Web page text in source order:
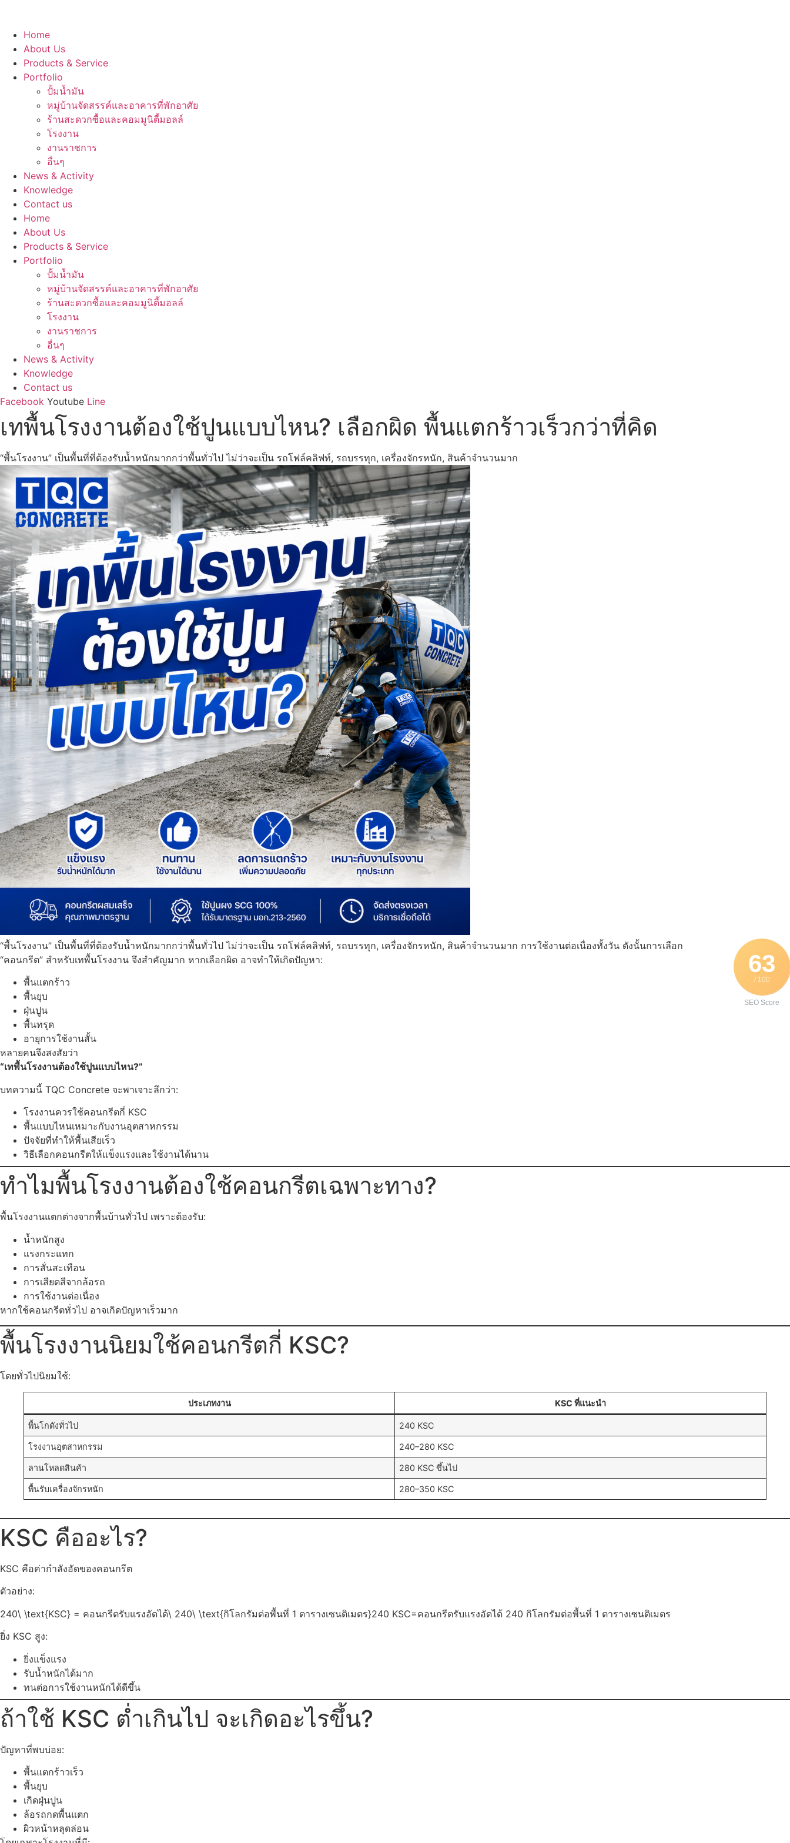
Home
About Us
Products & Service
Portfolio
ปั้มน้ำมัน
หมู่บ้านจัดสรรค์และอาคารที่พักอาศัย
ร้านสะดวกซื้อและคอมมูนิตี้มอลล์
โรงงาน
งานราชการ
อื่นๆ
News & Activity
Knowledge
Contact us
Home
About Us
Products & Service
Portfolio
ปั้มน้ำมัน
หมู่บ้านจัดสรรค์และอาคารที่พักอาศัย
ร้านสะดวกซื้อและคอมมูนิตี้มอลล์
โรงงาน
งานราชการ
อื่นๆ
News & Activity
Knowledge
Contact us
Facebook Youtube Line
เทพื้นโรงงานต้องใช้ปูนแบบไหน? เลือกผิด พื้นแตกร้าวเร็วกว่าที่คิด
“พื้นโรงงาน” เป็นพื้นที่ที่ต้องรับน้ำหนักมากกว่าพื้นทั่วไป ไม่ว่าจะเป็น รถโฟล์คลิฟท์, รถบรรทุก, เครื่องจักรหนัก, สินค้าจำนวนมาก
63
/ 100
SEO Score
“พื้นโรงงาน” เป็นพื้นที่ที่ต้องรับน้ำหนักมากกว่าพื้นทั่วไป ไม่ว่าจะเป็น รถโฟล์คลิฟท์, รถบรรทุก, เครื่องจักรหนัก, สินค้าจำนวนมาก การใช้งานต่อเนื่องทั้งวัน ดังนั้นการเลือก
“คอนกรีต” สำหรับเทพื้นโรงงาน จึงสำคัญมาก หากเลือกผิด อาจทำให้เกิดปัญหา:
พื้นแตกร้าว
พื้นยุบ
ฝุ่นปูน
พื้นทรุด
อายุการใช้งานสั้น
หลายคนจึงสงสัยว่า
“เทพื้นโรงงานต้องใช้ปูนแบบไหน?”
บทความนี้ TQC Concrete จะพาเจาะลึกว่า:
โรงงานควรใช้คอนกรีตกี่ KSC
พื้นแบบไหนเหมาะกับงานอุตสาหกรรม
ปัจจัยที่ทำให้พื้นเสียเร็ว
วิธีเลือกคอนกรีตให้แข็งแรงและใช้งานได้นาน
ทำไมพื้นโรงงานต้องใช้คอนกรีตเฉพาะทาง?
พื้นโรงงานแตกต่างจากพื้นบ้านทั่วไป เพราะต้องรับ:
น้ำหนักสูง
แรงกระแทก
การสั่นสะเทือน
การเสียดสีจากล้อรถ
การใช้งานต่อเนื่อง
หากใช้คอนกรีตทั่วไป อาจเกิดปัญหาเร็วมาก
พื้นโรงงานนิยมใช้คอนกรีตกี่ KSC?
โดยทั่วไปนิยมใช้:
ประเภทงาน KSC ที่แนะนำ
พื้นโกดังทั่วไป 240 KSC
โรงงานอุตสาหกรรม 240–280 KSC
ลานโหลดสินค้า 280 KSC ขึ้นไป
พื้นรับเครื่องจักรหนัก 280–350 KSC
KSC คืออะไร?
KSC คือค่ากำลังอัดของคอนกรีต
ตัวอย่าง:
240\ \text{KSC} = คอนกรีตรับแรงอัดได้\ 240\ \text{กิโลกรัมต่อพื้นที่ 1 ตารางเซนติเมตร}240 KSC=คอนกรีตรับแรงอัดได้ 240 กิโลกรัมต่อพื้นที่ 1 ตารางเซนติเมตร
ยิ่ง KSC สูง:
ยิ่งแข็งแรง
รับน้ำหนักได้มาก
ทนต่อการใช้งานหนักได้ดีขึ้น
ถ้าใช้ KSC ต่ำเกินไป จะเกิดอะไรขึ้น?
ปัญหาที่พบบ่อย:
พื้นแตกร้าวเร็ว
พื้นยุบ
เกิดฝุ่นปูน
ล้อรถกดพื้นแตก
ผิวหน้าหลุดล่อน